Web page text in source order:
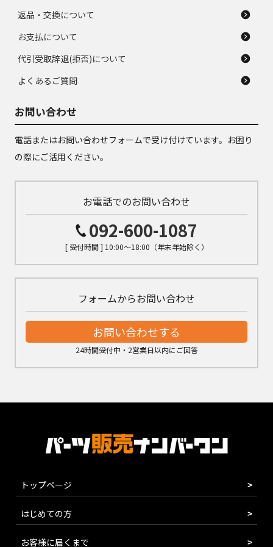
返品・交換について
お支払について
代引受取辞退(拒否)について
よくあるご質問
お問い合わせ
電話またはお問い合わせフォームで受け付けています。お困り
の際にご活用ください。
お電話でのお問い合わせ
092-600-1087
[ 受付時間 ] 10:00～18:00（年末年始除く）
フォームからお問い合わせ
お問い合わせする
24時間受付中・2営業日以内にご回答
トップページ
はじめての方
お客様に届くまで